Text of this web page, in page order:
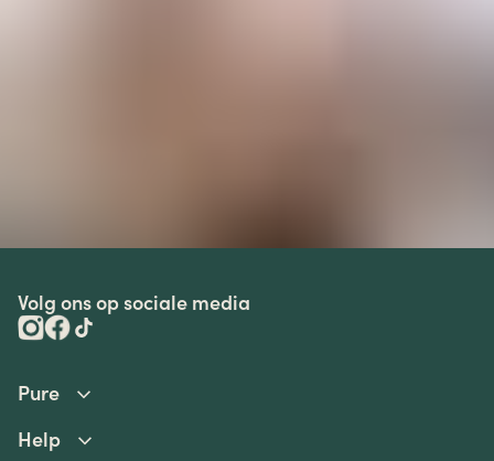
Volg ons op sociale media
Pure
Help